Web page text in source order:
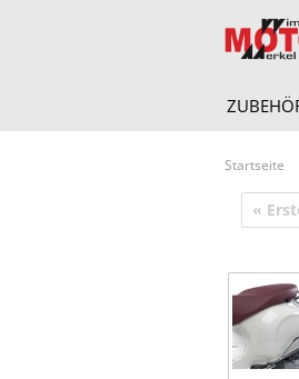
Startseite
«